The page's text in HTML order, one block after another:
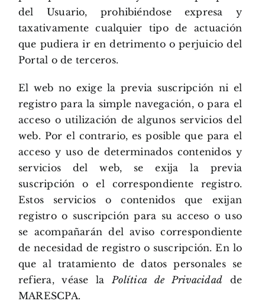
del Usuario, prohibiéndose expresa y
taxativamente cualquier tipo de actuación
que pudiera ir en detrimento o perjuicio del
Portal o de terceros.
El web no exige la previa suscripción ni el
registro para la simple navegación, o para el
acceso o utilización de algunos servicios del
web. Por el contrario, es posible que para el
acceso y uso de determinados contenidos y
servicios del web, se exija la previa
suscripción o el correspondiente registro.
Estos servicios o contenidos que exijan
registro o suscripción para su acceso o uso
se acompañarán del aviso correspondiente
de necesidad de registro o suscripción. En lo
que al tratamiento de datos personales se
refiera, véase laPolítica de Privacidad de
MARESCPA.